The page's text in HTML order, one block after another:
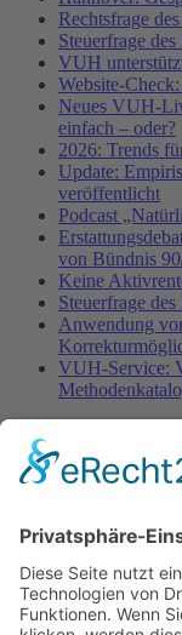
Rechtsfrage
Steuerfrage
VUH
Website-
Neues VUH-
einfach – oder?
2026: Trends
Update:
veröffentlicht
Podcast
von Bündnis
Keine
Steuerfrage
Anwendung
VUH-Service:
Studie:
Heißhunger auf
Verband